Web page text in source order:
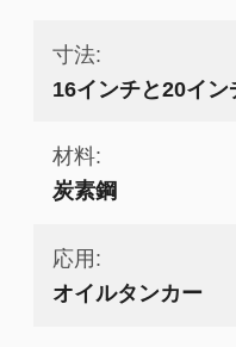
寸法:
16インチと20イン
材料:
炭素鋼
応用:
オイルタンカー